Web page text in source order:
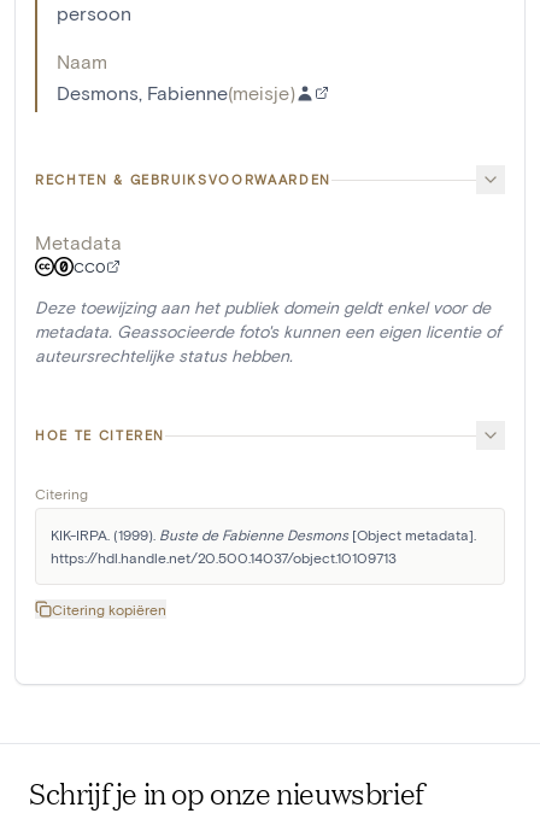
persoon
Naam
Desmons, Fabienne(meisje)
RECHTEN & GEBRUIKSVOORWAARDEN
Metadata
CC0
Deze toewijzing aan het publiek domein geldt enkel voor de
metadata. Geassocieerde foto's kunnen een eigen licentie of
auteursrechtelijke status hebben.
HOE TE CITEREN
Citering
KIK-IRPA. (1999). Buste de Fabienne Desmons [Object metadata].
https://hdl.handle.net/20.500.14037/object.10109713
Citering kopiëren
Schrijf je in op onze nieuwsbrief